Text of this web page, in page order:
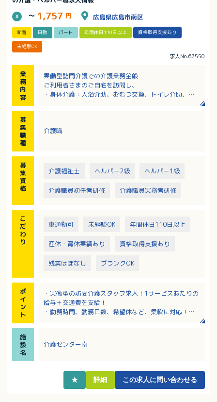
～ 1,757 円 広島県広島市南区
新着 日勤 パート 年間休日110日以上 資格取得支援あり
未経験OK
求人No.67550
業
務
内
容
実働型訪問介護での介護業務全般
ご利用者さまのご自宅を訪問し、
・身体介護：入浴介助、おむつ交換、トイレ介助、歩
募
集
職
種
介護職
募
集
資
格
介護福祉士 ヘルパー2級 ヘルパー1級
介護職員初任者研修 介護職員実務者研修
こ
だ
わ
り
車通勤可 未経験OK 年間休日110日以上
産休・育休実績あり 資格取得支援あり
残業ほぼなし ブランクOK
ポ
イ
ン
ト
・実働型の訪問介護スタッフ求人！1サービスあたりの
給与＋交通費を支給！
・勤務時間、勤務日数、希望休など、柔軟に対応！
実！手厚い福利厚生が魅力！
施
設
名
介護センター南
★ 詳細 この求人に問い合わせる